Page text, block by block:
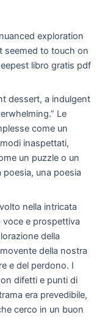
exploration
seemed to touch on
libro gratis pdf
dessert, a indulgent
Le
come un
inaspettati,
un puzzle o un
una poesia
nella intricata
e prospettiva
della
della nostra
e del perdono. I
difetti e punti di
era prevedibile,
cerco in un buon